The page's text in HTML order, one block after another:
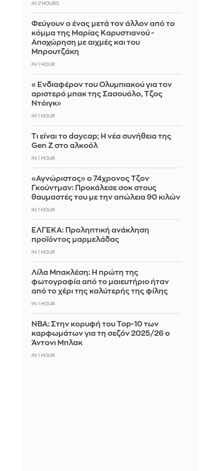
IN 2 HOURS
Φεύγουν ο ένας μετά τον άλλον από το
κόμμα της Μαρίας Καρυστιανού -
Αποχώρηση με αιχμές και του
Μπρουτζάκη
IN 1 HOUR
«Ενδιαφέρον του Ολυμπιακού για τον
αριστερό μπακ της Σασουόλο, Τζος
Ντόιγκ»
IN 1 HOUR
Τι είναι το daycap; Η νέα συνήθεια της
Gen Z στο αλκοόλ
IN 1 HOUR
«Αγνώριστος» ο 74χρονος Τζον
Γκούντμαν: Προκάλεσε σοκ στους
θαυμαστές του με την απώλεια 90 κιλών
IN 1 HOUR
ΕΛΓΕΚΑ: Προληπτική ανάκληση
προϊόντος μαρμελάδας
IN 1 HOUR
Λίλα Μπακλέση: Η πρώτη της
φωτογραφία από το μαιευτήριο ήταν
από το χέρι της καλύτερής της φίλης
IN 1 HOUR
ΝΒΑ: Στην κορυφή του Top-10 των
καρφωμάτων για τη σεζόν 2025/26 ο
Άντονι Μπλακ
IN 1 HOUR